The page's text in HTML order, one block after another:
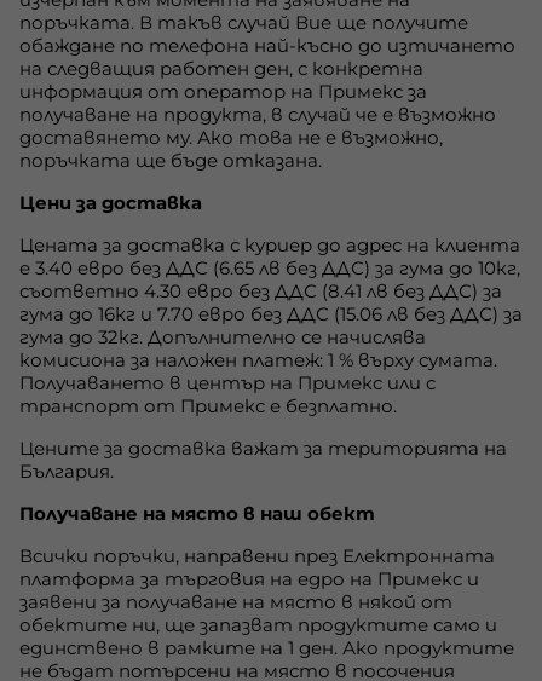
поръчката. В такъв случай Вие ще получите
обаждане по телефона най-късно до изтичането
на следващия работен ден, с конкретна
информация от оператор на Примекс за
получаване на продукта, в случай че е възможно
доставянето му. Ако това не е възможно,
поръчката ще бъде отказана.
Цени за доставка
Цената за доставка с куриер до адрес на клиента
е 3.40 евро без ДДС (6.65 лв без ДДС) за гума до 10кг,
съответно 4.30 евро без ДДС (8.41 лв без ДДС) за
гума до 16кг и 7.70 евро без ДДС (15.06 лв без ДДС) за
гума до 32кг. Допълнително се начислява
комисиона за наложен платеж: 1 % върху сумата.
Получаването в център на Примекс или с
транспорт от Примекс е безплатно.
Цените за доставка важат за територията на
България.
Получаване на място в наш обект
Всички поръчки, направени през Електронната
платформа за търговия на едро на Примекс и
заявени за получаване на място в някой от
обектите ни, ще запазват продуктите само и
единствено в рамките на 1 ден. Ако продуктите
не бъдат потърсени на място в посочения